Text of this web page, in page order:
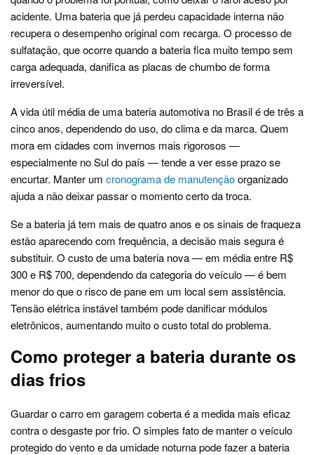
acidente. Uma bateria que já perdeu capacidade interna não
recupera o desempenho original com recarga. O processo de
sulfatação, que ocorre quando a bateria fica muito tempo sem
carga adequada, danifica as placas de chumbo de forma
irreversível.
A vida útil média de uma bateria automotiva no Brasil é de três a
cinco anos, dependendo do uso, do clima e da marca. Quem
mora em cidades com invernos mais rigorosos —
especialmente no Sul do país — tende a ver esse prazo se
encurtar. Manter um cronograma de manutençãoorganizado
ajuda a não deixar passar o momento certo da troca.
Se a bateria já tem mais de quatro anos e os sinais de fraqueza
estão aparecendo com frequência, a decisão mais segura é
substituir. O custo de uma bateria nova — em média entre R$
300 e R$ 700, dependendo da categoria do veículo — é bem
menor do que o risco de pane em um local sem assistência.
Tensão elétrica instável também pode danificar módulos
eletrônicos, aumentando muito o custo total do problema.
Como proteger a bateria durante os
dias frios
Guardar o carro em garagem coberta é a medida mais eficaz
contra o desgaste por frio. O simples fato de manter o veículo
protegido do vento e da umidade noturna pode fazer a bateria